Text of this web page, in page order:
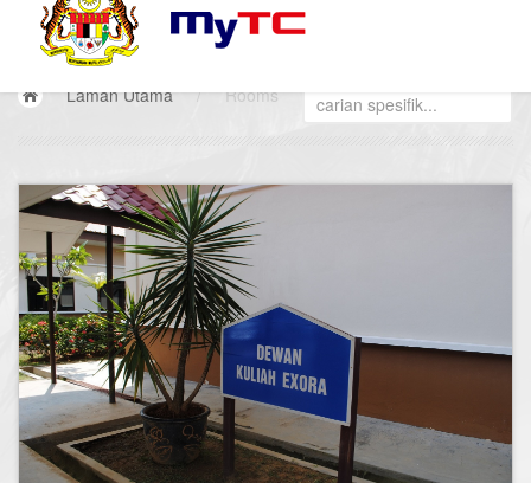
Laman Utama / Rooms